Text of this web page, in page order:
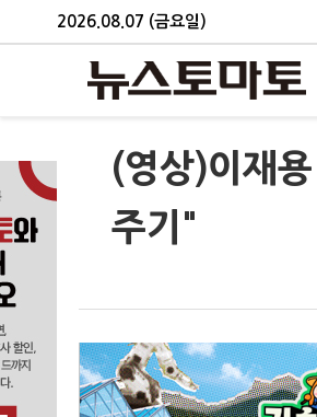
2026.08.07 (금요일)
(영상)이재
주기"